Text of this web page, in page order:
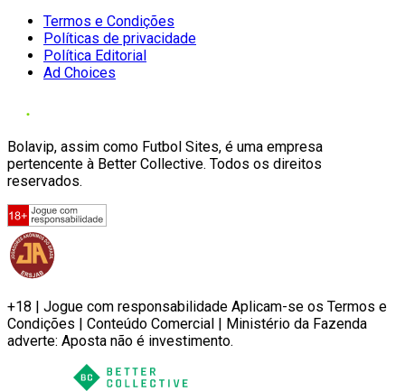
Termos e Condições
Políticas de privacidade
Política Editorial
Ad Choices
Bolavip, assim como Futbol Sites, é uma empresa
pertencente à Better Collective. Todos os direitos
reservados.
+18 | Jogue com responsabilidade Aplicam-se os Termos e
Condições | Conteúdo Comercial | Ministério da Fazenda
adverte: Aposta não é investimento.